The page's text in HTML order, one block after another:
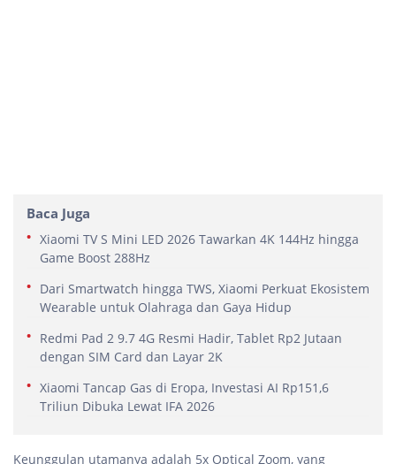
Baca Juga
Xiaomi TV S Mini LED 2026 Tawarkan 4K 144Hz hingga
Game Boost 288Hz
Dari Smartwatch hingga TWS, Xiaomi Perkuat Ekosistem
Wearable untuk Olahraga dan Gaya Hidup
Redmi Pad 2 9.7 4G Resmi Hadir, Tablet Rp2 Jutaan
dengan SIM Card dan Layar 2K
Xiaomi Tancap Gas di Eropa, Investasi AI Rp151,6
Triliun Dibuka Lewat IFA 2026
Keunggulan utamanya adalah 5x Optical Zoom, yang